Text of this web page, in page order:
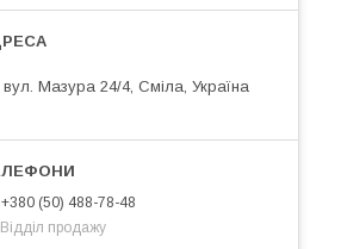
вул. Мазура 24/4, Сміла, Україна
+380 (50) 488-78-48
Відділ продажу